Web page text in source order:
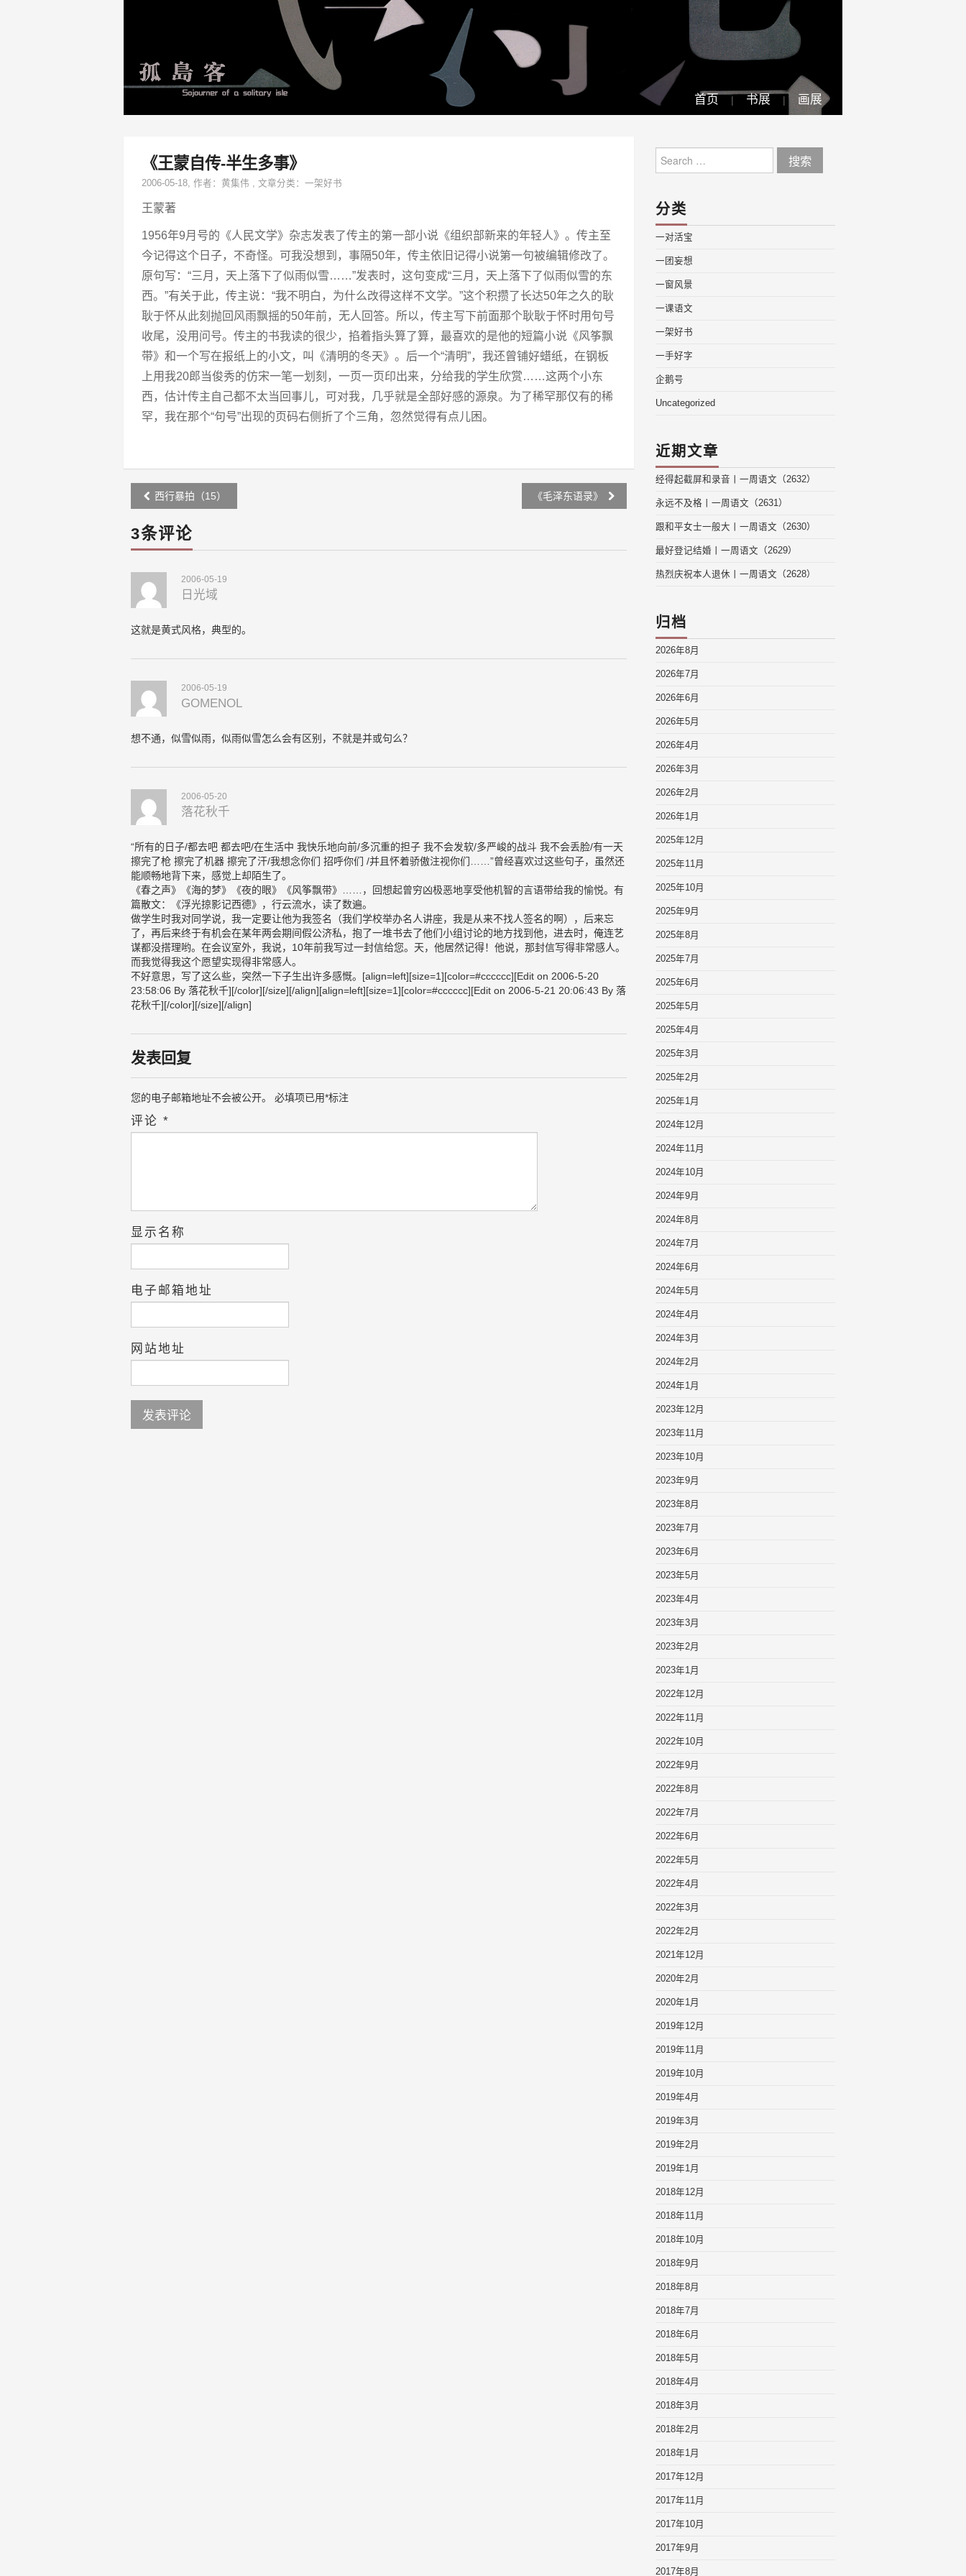
首页 书展 画展
《王蒙自传-半生多事》
2006-05-18, 作者： 黄集伟 , 文章分类： 一架好书
王蒙著
1956年9月号的《人民文学》杂志发表了传主的第一部小说《组织部新来的年轻人》。传主至
今记得这个日子，不奇怪。可我没想到，事隔50年，传主依旧记得小说第一句被编辑修改了。
原句写：“三月，天上落下了似雨似雪……”发表时，这句变成“三月，天上落下了似雨似雪的东
西。”有关于此，传主说：“我不明白，为什么改得这样不文学。”这个积攒了长达50年之久的耿
耿于怀从此刻抛回风雨飘摇的50年前，无人回答。所以，传主写下前面那个耿耿于怀时用句号
收尾，没用问号。传主的书我读的很少，掐着指头算了算，最喜欢的是他的短篇小说《风筝飘
带》和一个写在报纸上的小文，叫《清明的冬天》。后一个“清明”，我还曾铺好蜡纸，在钢板
上用我20郎当俊秀的仿宋一笔一划刻，一页一页印出来，分给我的学生欣赏……这两个小东
西，估计传主自己都不太当回事儿，可对我，几乎就是全部好感的源泉。为了稀罕那仅有的稀
罕，我在那个“句号”出现的页码右侧折了个三角，忽然觉得有点儿困。
Post
navigation
西行暴拍（15） 《毛泽东语录》
3条评论
2006-05-19
日光域
这就是黄式风格，典型的。
2006-05-19
GOMENOL
想不通，似雪似雨，似雨似雪怎么会有区别，不就是并或句么？
2006-05-20
落花秋千
“所有的日子/都去吧 都去吧/在生活中 我快乐地向前/多沉重的担子 我不会发软/多严峻的战斗 我不会丢脸/有一天
擦完了枪 擦完了机器 擦完了汗/我想念你们 招呼你们 /并且怀着骄傲注视你们……”曾经喜欢过这些句子，虽然还
能顺畅地背下来，感觉上却陌生了。
《春之声》《海的梦》《夜的眼》《风筝飘带》……，回想起曾穷凶极恶地享受他机智的言语带给我的愉悦。有
篇散文：《浮光掠影记西德》，行云流水，读了数遍。
做学生时我对同学说，我一定要让他为我签名（我们学校举办名人讲座，我是从来不找人签名的啊），后来忘
了，再后来终于有机会在某年两会期间假公济私，抱了一堆书去了他们小组讨论的地方找到他，进去时，俺连艺
谋都没搭理哟。在会议室外，我说，10年前我写过一封信给您。天，他居然记得！他说，那封信写得非常感人。
而我觉得我这个愿望实现得非常感人。
不好意思，写了这么些，突然一下子生出许多感慨。[align=left][size=1][color=#cccccc][Edit on 2006-5-20
23:58:06 By 落花秋千][/color][/size][/align][align=left][size=1][color=#cccccc][Edit on 2006-5-21 20:06:43 By 落
花秋千][/color][/size][/align]
发表回复
您的电子邮箱地址不会被公开。 必填项已用*标注
评论 *
显示名称
电子邮箱地址
网站地址
for:
分类
一对活宝
一团妄想
一窗风景
一课语文
一架好书
一手好字
企鹅号
Uncategorized
近期文章
经得起截屏和录音丨一周语文（2632）
永远不及格丨一周语文（2631）
跟和平女士一般大丨一周语文（2630）
最好登记结婚丨一周语文（2629）
热烈庆祝本人退休丨一周语文（2628）
归档
2026年8月
2026年7月
2026年6月
2026年5月
2026年4月
2026年3月
2026年2月
2026年1月
2025年12月
2025年11月
2025年10月
2025年9月
2025年8月
2025年7月
2025年6月
2025年5月
2025年4月
2025年3月
2025年2月
2025年1月
2024年12月
2024年11月
2024年10月
2024年9月
2024年8月
2024年7月
2024年6月
2024年5月
2024年4月
2024年3月
2024年2月
2024年1月
2023年12月
2023年11月
2023年10月
2023年9月
2023年8月
2023年7月
2023年6月
2023年5月
2023年4月
2023年3月
2023年2月
2023年1月
2022年12月
2022年11月
2022年10月
2022年9月
2022年8月
2022年7月
2022年6月
2022年5月
2022年4月
2022年3月
2022年2月
2021年12月
2020年2月
2020年1月
2019年12月
2019年11月
2019年10月
2019年4月
2019年3月
2019年2月
2019年1月
2018年12月
2018年11月
2018年10月
2018年9月
2018年8月
2018年7月
2018年6月
2018年5月
2018年4月
2018年3月
2018年2月
2018年1月
2017年12月
2017年11月
2017年10月
2017年9月
2017年8月